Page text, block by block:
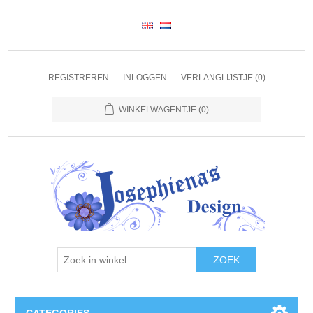
REGISTREREN INLOGGEN VERLANGLIJSTJE (0)
WINKELWAGENTJE (0)
ZOEK